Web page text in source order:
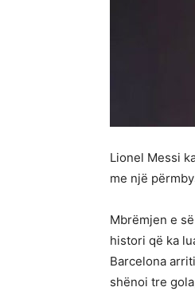
Lionel Messi
me një
Mbrëmjen e
histori që ka
Barcelona
shënoi tre